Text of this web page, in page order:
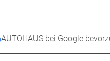
AUTOHAUS bei Google